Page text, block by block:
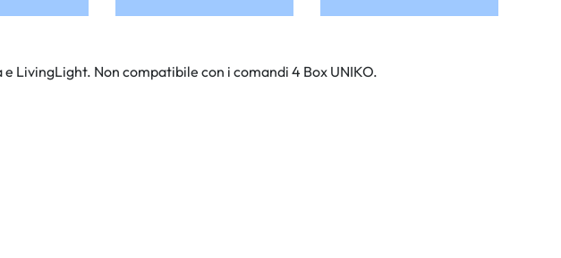
LivingLight. Non compatibile con i comandi 4 Box UNIKO.